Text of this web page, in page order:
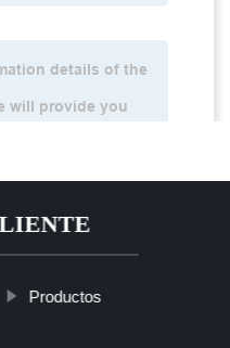
Productos